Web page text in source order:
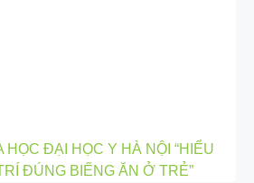
HỌC ĐẠI HỌC Y HÀ NỘI “HIỂU
ĐÚNG BIẾNG ĂN Ở TRẺ”